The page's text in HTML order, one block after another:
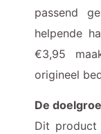
passend
helpende
€3,95
origineel
De
Dit product